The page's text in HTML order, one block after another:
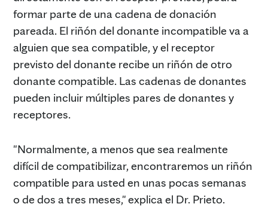
formar parte de una cadena de donación
pareada. El riñón del donante incompatible va a
alguien que sea compatible, y el receptor
previsto del donante recibe un riñón de otro
donante compatible. Las cadenas de donantes
pueden incluir múltiples pares de donantes y
receptores.
"Normalmente, a menos que sea realmente
difícil de compatibilizar, encontraremos un riñón
compatible para usted en unas pocas semanas
o de dos a tres meses," explica el Dr. Prieto.